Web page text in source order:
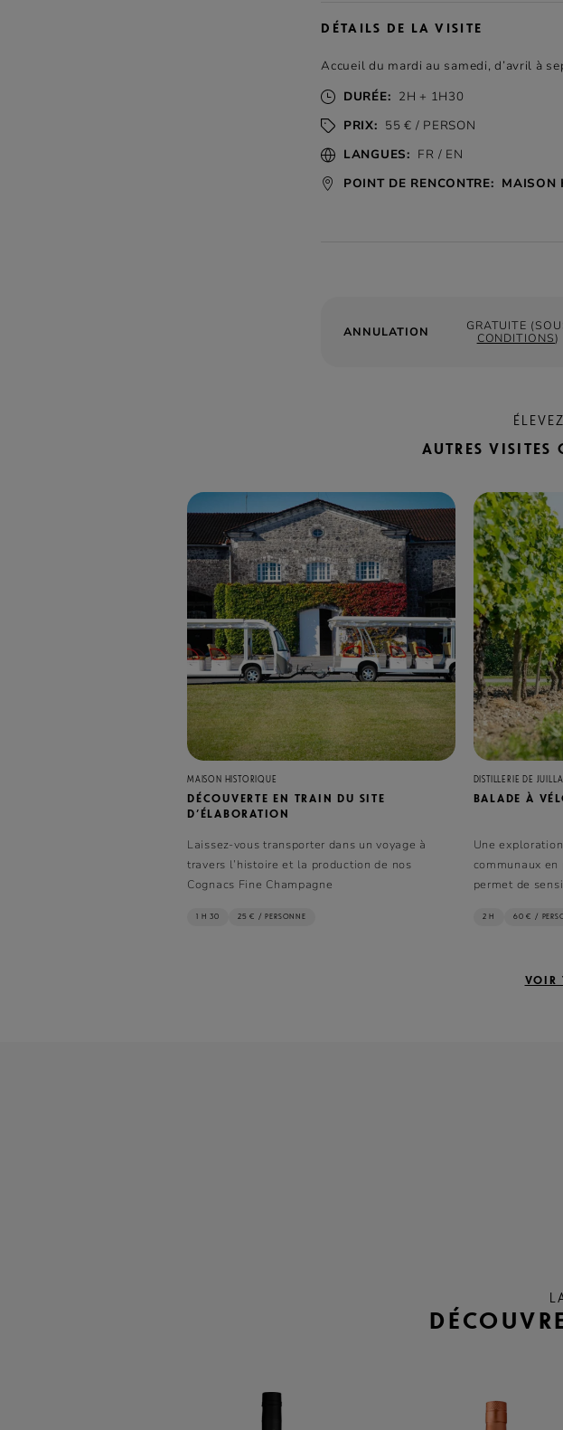
DÉTAILS DE LA VISITE
Accueil du mardi au samedi, d’avril à
DURÉE: 2H + 1H30
PRIX: 55 € / PERSON
LANGUES: FR / EN
POINT DE RENCONTRE: MAISON
ANNULATION
GRATUITE
CONDITIONS)
AUTRES VISITES
MAISON HISTORIQUE
DÉCOUVERTE EN TRAIN DU SITE
D’ÉLABORATION
Laissez-vous transporter dans un voyage à
travers l’histoire et la production de nos
Cognacs Fine Champagne
1 H 30 25 € / PERSONNE
DISTILLERIE DE
BALADE À
Une
communaux
permet de
2 H 60 € /
VOIR